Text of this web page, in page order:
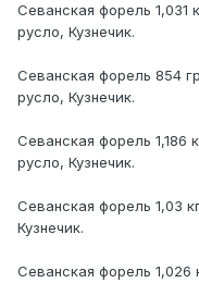
Севанская форель 1,031
русло, Кузнечик.
Севанская форель 854
русло, Кузнечик.
Севанская форель 1,186
русло, Кузнечик.
Севанская форель 1,03
Кузнечик.
Севанская форель 1,026